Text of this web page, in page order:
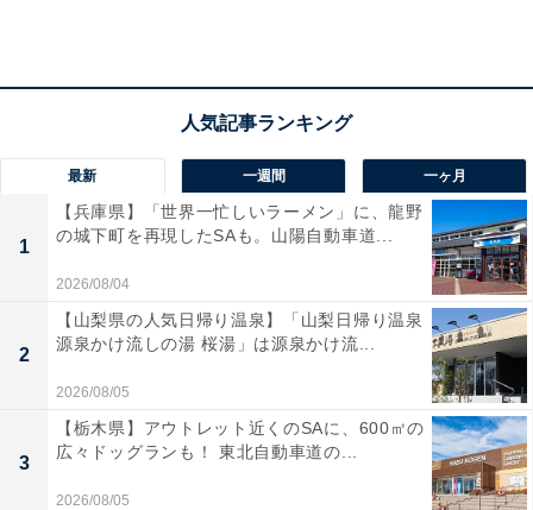
誰にでも平等に接するまるちゃんの性格の根元
は？
最新 一週間 一ヶ月
1
【兵庫県】「世界一忙しいラーメン」に、龍野
の城下町を再現したSAも。山陽自動車道...
2026/08/04
2
【山梨県の人気日帰り温泉】「山梨日帰り温泉
源泉かけ流しの湯 桜湯」は源泉かけ流...
2026/08/05
3
【栃木県】アウトレット近くのSAに、600㎡の
広々ドッグランも！ 東北自動車道の...
2026/08/05